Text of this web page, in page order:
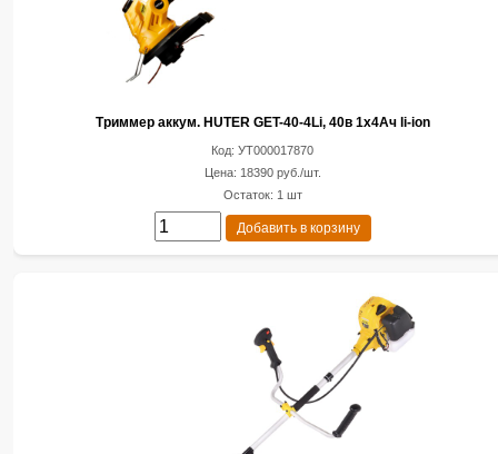
Триммер аккум. HUTER GET-40-4Li, 40в 1х4Ач li-ion
Код: УТ000017870
Цена: 18390 руб./шт.
Остаток: 1 шт
Добавить в корзину